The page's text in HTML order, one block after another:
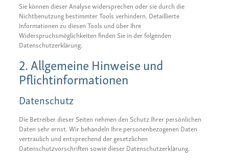
Sie können dieser Analyse widersprechen oder sie durch die
Nichtbenutzung bestimmter Tools verhindern. Detaillierte
Informationen zu diesen Tools und über Ihre
Widerspruchsmöglichkeiten finden Sie in der folgenden
Datenschutzerklärung.
2. Allgemeine Hinweise und
Pflichtinformationen
Datenschutz
Die Betreiber dieser Seiten nehmen den Schutz Ihrer persönlichen
Daten sehr ernst. Wir behandeln Ihre personenbezogenen Daten
vertraulich und entsprechend der gesetzlichen
Datenschutzvorschriften sowie dieser Datenschutzerklärung.